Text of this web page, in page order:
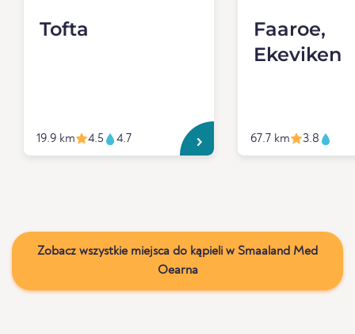
Tofta
19.9 km 4.5 4.7
Faaroe,
Ekeviken
67.7 km 3.8
Zobacz wszystkie miejsca do kąpieli w Smaaland Med
Oearna